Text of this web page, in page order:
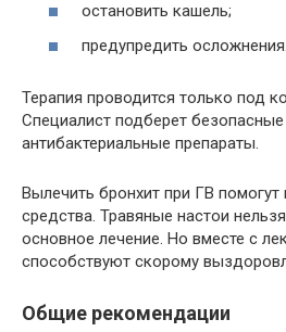
остановить кашель;
предупредить осложнения.
Терапия проводится только под
Специалист подберет
антибактериальные препараты.
Вылечить бронхит при ГВ
средства. Травяные настои
основное лечение. Но вместе с
способствуют скорому
Общие рекомендации